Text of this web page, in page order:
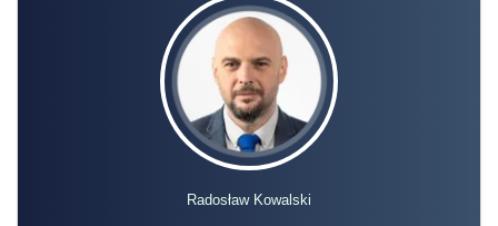
Radosław Kowalski